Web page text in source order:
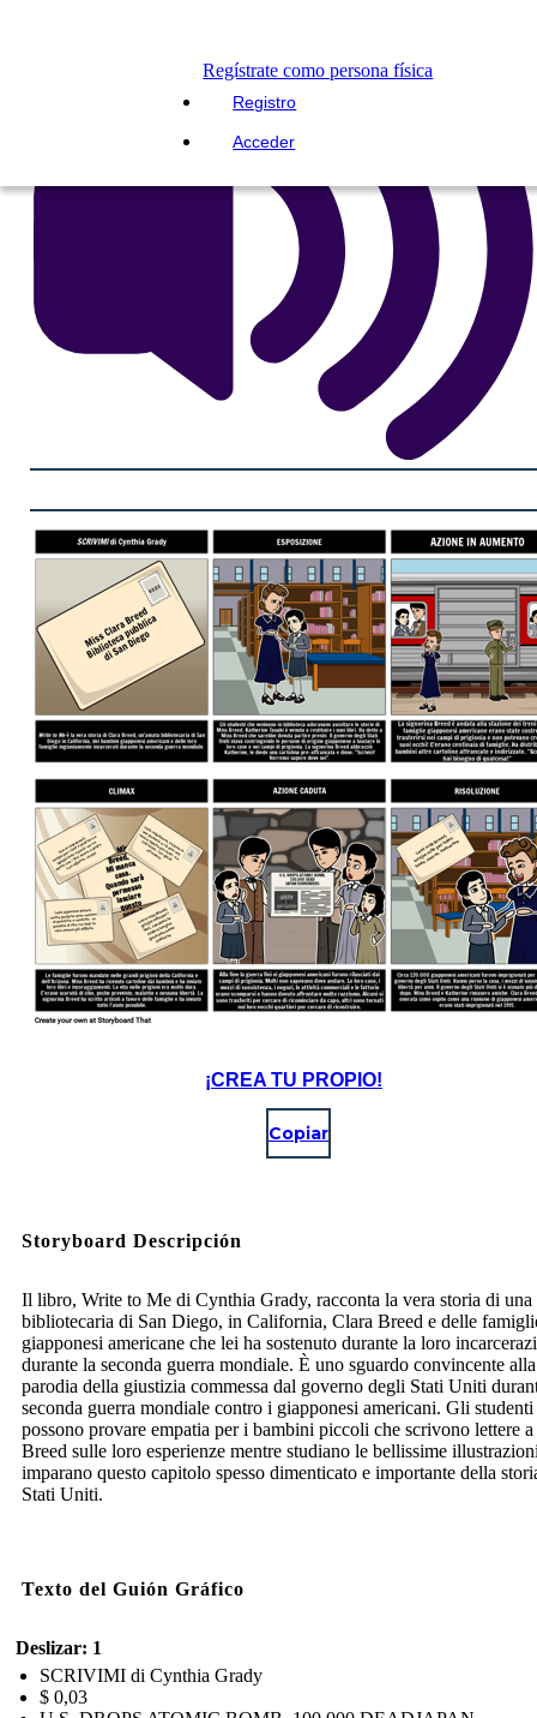
Regístrate como persona física
Registro
Acceder
¡CREA TU PROPIO!
Copiar
Storyboard Descripción
Il libro, Write to Me di Cynthia Grady, racconta la vera storia di una
bibliotecaria di San Diego, in California, Clara Breed e delle
giapponesi americane che lei ha sostenuto durante la loro
durante la seconda guerra mondiale. È uno sguardo convincente alla
parodia della giustizia commessa dal governo degli Stati Uniti
seconda guerra mondiale contro i giapponesi americani. Gli studenti
possono provare empatia per i bambini piccoli che scrivono lettere
Breed sulle loro esperienze mentre studiano le bellissime
imparano questo capitolo spesso dimenticato e importante della
Stati Uniti.
Texto del Guión Gráfico
Deslizar: 1
SCRIVIMI di Cynthia Grady
$ 0,03